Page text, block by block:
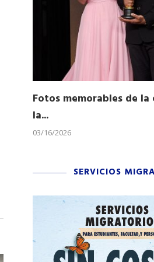
Fotos memorables de
la...
03/16/2026
SERVICIOS